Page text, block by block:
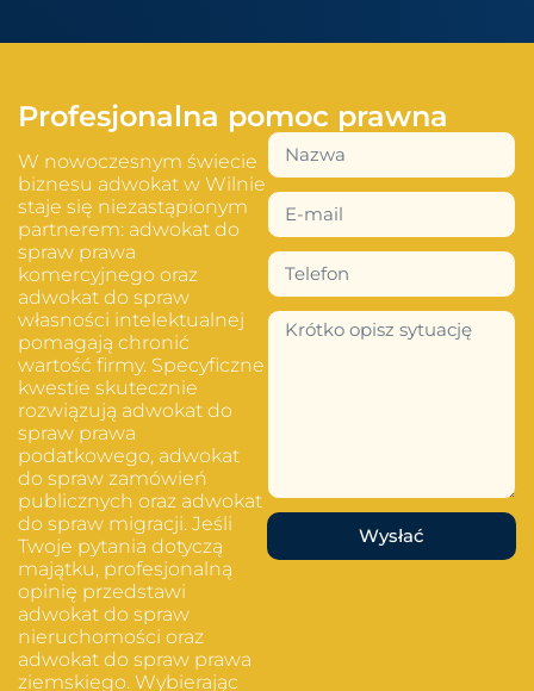
Profesjonalna pomoc prawna
W nowoczesnym świecie
biznesu adwokat w Wilnie
staje się niezastąpionym
partnerem: adwokat do
spraw prawa
komercyjnego oraz
adwokat do spraw
własności intelektualnej
pomagają chronić
wartość firmy. Specyficzne
kwestie skutecznie
rozwiązują adwokat do
spraw prawa
podatkowego, adwokat
do spraw zamówień
publicznych oraz adwokat
do spraw migracji. Jeśli
Twoje pytania dotyczą
majątku, profesjonalną
opinię przedstawi
adwokat do spraw
nieruchomości oraz
adwokat do spraw prawa
ziemskiego. Wybierając
Wysłać